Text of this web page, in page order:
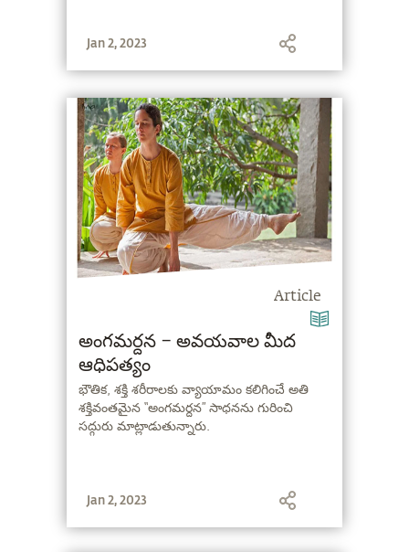
Jan 2, 2023
Article
అంగమర్దన – అవయవాల మీద
ఆధిపత్యం
భౌతిక, శక్తి శరీరాలకు వ్యాయామం కలిగించే అతి
శక్తివంతమైన “అంగమర్దన” సాధనను గురించి
సద్గురు మాట్లాడుతున్నారు.
Jan 2, 2023